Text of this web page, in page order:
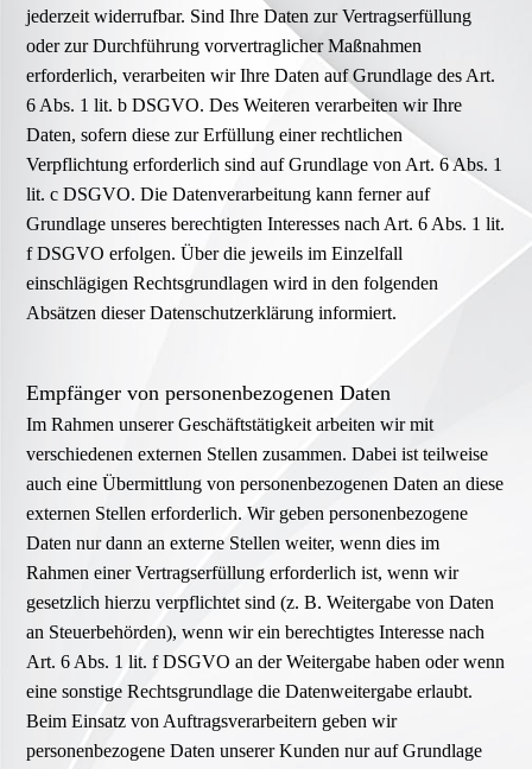
jederzeit widerrufbar. Sind Ihre Daten zur Vertragserfüllung
oder zur Durchführung vorvertraglicher Maßnahmen
erforderlich, verarbeiten wir Ihre Daten auf Grundlage des Art.
6 Abs. 1 lit. b DSGVO. Des Weiteren verarbeiten wir Ihre
Daten, sofern diese zur Erfüllung einer rechtlichen
Verpflichtung erforderlich sind auf Grundlage von Art. 6 Abs. 1
lit. c DSGVO. Die Datenverarbeitung kann ferner auf
Grundlage unseres berechtigten Interesses nach Art. 6 Abs. 1 lit.
f DSGVO erfolgen. Über die jeweils im Einzelfall
einschlägigen Rechtsgrundlagen wird in den folgenden
Absätzen dieser Datenschutzerklärung informiert.
Empfänger von personenbezogenen Daten
Im Rahmen unserer Geschäftstätigkeit arbeiten wir mit
verschiedenen externen Stellen zusammen. Dabei ist teilweise
auch eine Übermittlung von personenbezogenen Daten an diese
externen Stellen erforderlich. Wir geben personenbezogene
Daten nur dann an externe Stellen weiter, wenn dies im
Rahmen einer Vertragserfüllung erforderlich ist, wenn wir
gesetzlich hierzu verpflichtet sind (z. B. Weitergabe von Daten
an Steuerbehörden), wenn wir ein berechtigtes Interesse nach
Art. 6 Abs. 1 lit. f DSGVO an der Weitergabe haben oder wenn
eine sonstige Rechtsgrundlage die Datenweitergabe erlaubt.
Beim Einsatz von Auftragsverarbeitern geben wir
personenbezogene Daten unserer Kunden nur auf Grundlage